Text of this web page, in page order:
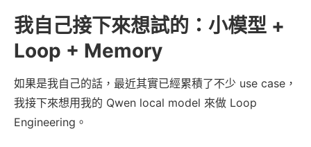
我自己接下來想試的：小模型 +
Loop + Memory
如果是我自己的話，最近其實已經累積了不少 use case，
我接下來想用我的 Qwen local model 來做 Loop
Engineering。